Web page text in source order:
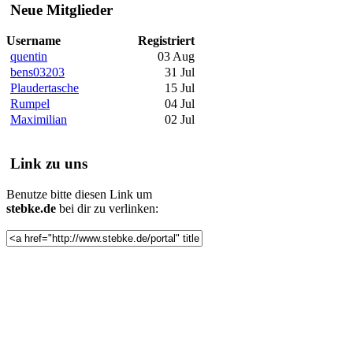
Neue Mitglieder
Username
Registriert
quentin
03 Aug
bens03203
31 Jul
Plaudertasche
15 Jul
Rumpel
04 Jul
Maximilian
02 Jul
Link zu uns
Benutze bitte diesen Link um
stebke.de bei dir zu verlinken: